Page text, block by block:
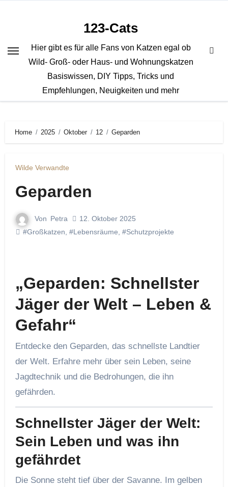
123-Cats
Hier gibt es für alle Fans von Katzen egal ob
Wild- Groß- oder Haus- und Wohnungskatzen
Basiswissen, DIY Tipps, Tricks und
Empfehlungen, Neuigkeiten und mehr
Home 2025 Oktober 12 Geparden
Wilde Verwandte
Geparden
Von Petra
12. Oktober 2025
#Großkatzen #Lebensräume #Schutzprojekte
„Geparden: Schnellster
Jäger der Welt – Leben &
Gefahr“
Entdecke den Geparden, das schnellste Landtier
der Welt. Erfahre mehr über sein Leben, seine
Jagdtechnik und die Bedrohungen, die ihn
gefährden.
Schnellster Jäger der Welt:
Sein Leben und was ihn
gefährdet
Die Sonne steht tief über der Savanne. Im gelben